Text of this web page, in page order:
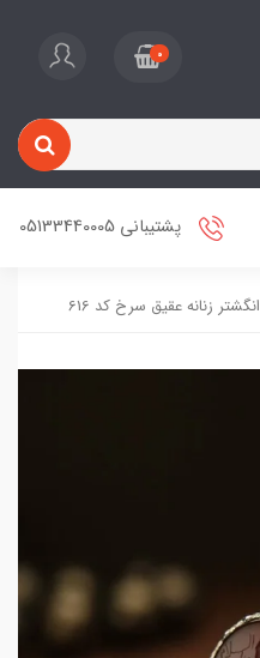
0
پشتیبانی 05133440005
انگشتر زنانه عقیق سرخ کد 616